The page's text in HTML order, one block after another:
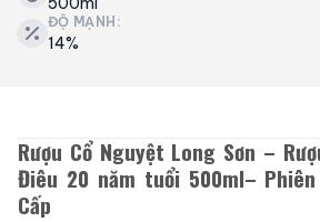
ĐỘ MẠNH:
14%
Rượu Cổ Nguyệt Long Sơn –
Điêu 20 năm tuổi 500ml– Phiên
Cấp